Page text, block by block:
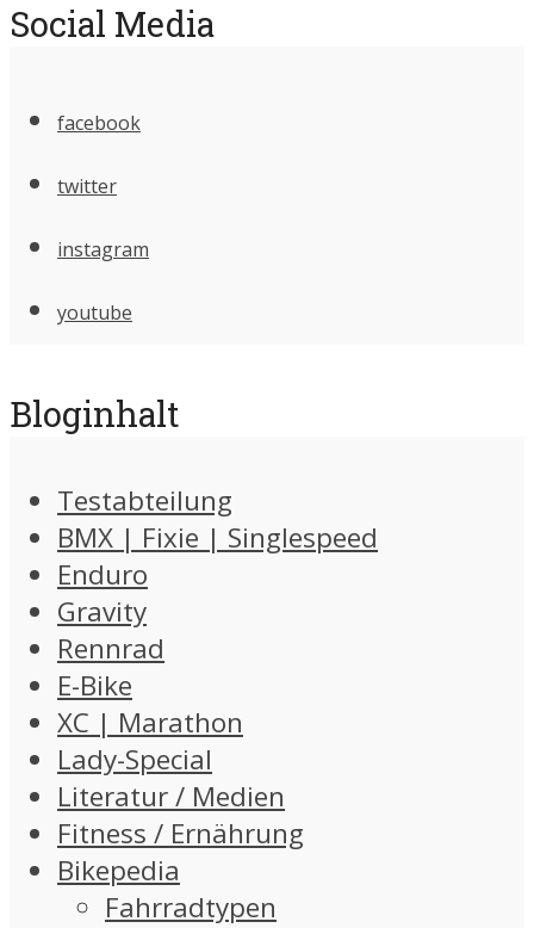
Social Media
facebook
twitter
instagram
youtube
Bloginhalt
Testabteilung
BMX | Fixie | Singlespeed
Enduro
Gravity
Rennrad
E-Bike
XC | Marathon
Lady-Special
Literatur / Medien
Fitness / Ernährung
Bikepedia
Fahrradtypen